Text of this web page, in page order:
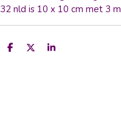
32 nld is 10 x 10 cm met 3
D
D
S